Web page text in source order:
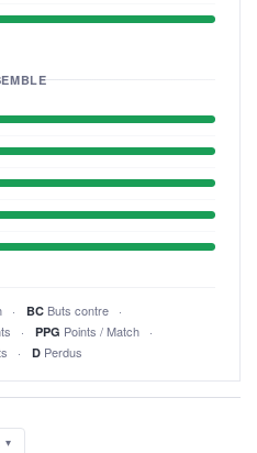
BC Buts contre
PPG Points / Match
D Perdus